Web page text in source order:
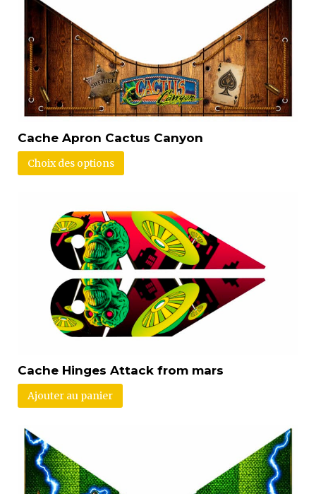
Cache Apron Cactus Canyon
Choix des options
Cache Hinges Attack from mars
Ajouter au panier